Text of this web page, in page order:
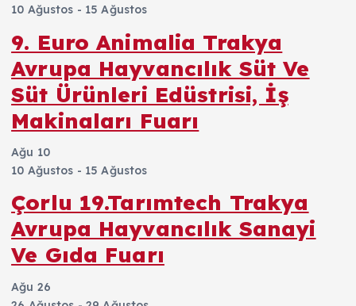
10 Ağustos - 15 Ağustos
9. Euro Animalia Trakya
Avrupa Hayvancılık Süt Ve
Süt Ürünleri Edüstrisi, İş
Makinaları Fuarı
Ağu 10
10 Ağustos - 15 Ağustos
Çorlu 19.Tarımtech Trakya
Avrupa Hayvancılık Sanayi
Ve Gıda Fuarı
Ağu 26